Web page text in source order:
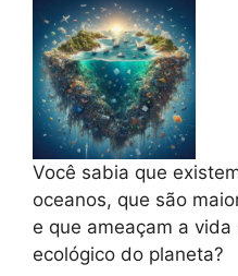
Você sabia que
oceanos, que são
e que ameaçam a
ecológico do planeta?